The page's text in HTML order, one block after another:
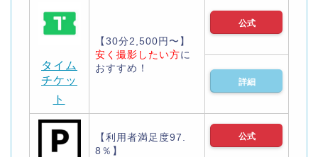
タイム
チケッ
ト
【30分2,500円〜】
安く撮影したい方に
おすすめ！
公式
詳細
【利用者満足度97.
8％】
公式